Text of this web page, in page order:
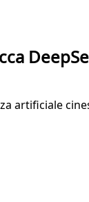
artificiale